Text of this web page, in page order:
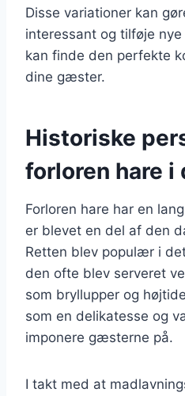
Disse variationer kan
interessant og tilføje
kan finde den perfekte
dine gæster.
Historiske
forloren hare i
Forloren hare har en
er blevet en del af den
Retten blev populær i
den ofte blev serveret
som bryllupper og
som en delikatesse og
imponere gæsterne på.
I takt med at